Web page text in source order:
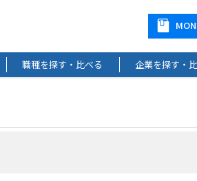
職種を探す・比べる 企業を探す・